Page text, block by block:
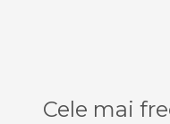
Cele mai